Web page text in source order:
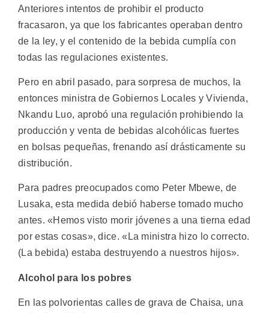
Anteriores intentos de prohibir el producto
fracasaron, ya que los fabricantes operaban dentro
de la ley, y el contenido de la bebida cumplía con
todas las regulaciones existentes.
Pero en abril pasado, para sorpresa de muchos, la
entonces ministra de Gobiernos Locales y Vivienda,
Nkandu Luo, aprobó una regulación prohibiendo la
producción y venta de bebidas alcohólicas fuertes
en bolsas pequeñas, frenando así drásticamente su
distribución.
Para padres preocupados como Peter Mbewe, de
Lusaka, esta medida debió haberse tomado mucho
antes. «Hemos visto morir jóvenes a una tierna edad
por estas cosas», dice. «La ministra hizo lo correcto.
(La bebida) estaba destruyendo a nuestros hijos».
Alcohol para los pobres
En las polvorientas calles de grava de Chaisa, una